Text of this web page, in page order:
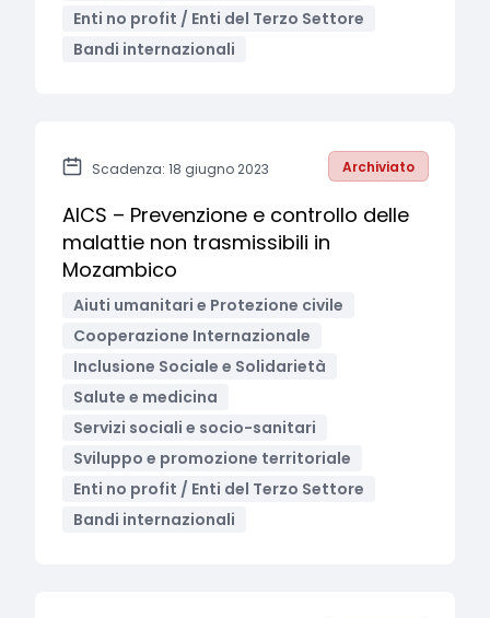
Enti no profit / Enti del Terzo Settore
Bandi internazionali
Scadenza: 18 giugno 2023 Archiviato
AICS – Prevenzione e controllo delle
malattie non trasmissibili in
Mozambico
Aiuti umanitari e Protezione civile
Cooperazione Internazionale
Inclusione Sociale e Solidarietà
Salute e medicina
Servizi sociali e socio-sanitari
Sviluppo e promozione territoriale
Enti no profit / Enti del Terzo Settore
Bandi internazionali